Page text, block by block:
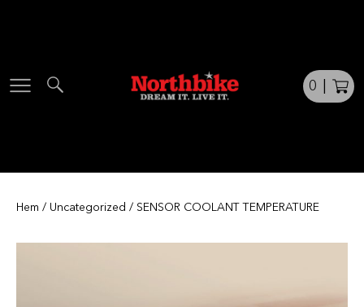
0
Hem / Uncategorized / SENSOR COOLANT TEMPERATURE